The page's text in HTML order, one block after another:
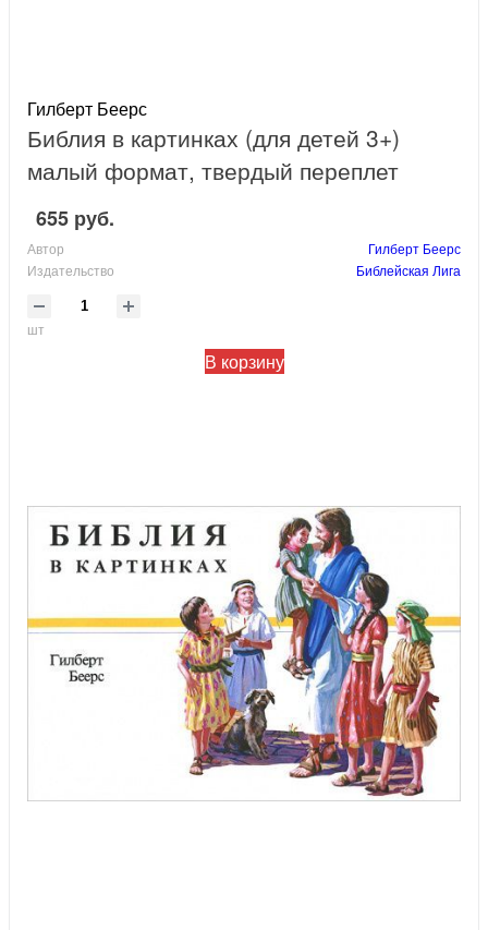
Гилберт Беерс
Библия в картинках (для детей 3+)
малый формат, твердый переплет
655 руб.
Автор
Гилберт Беерс
Издательство
Библейская Лига
шт
В корзину